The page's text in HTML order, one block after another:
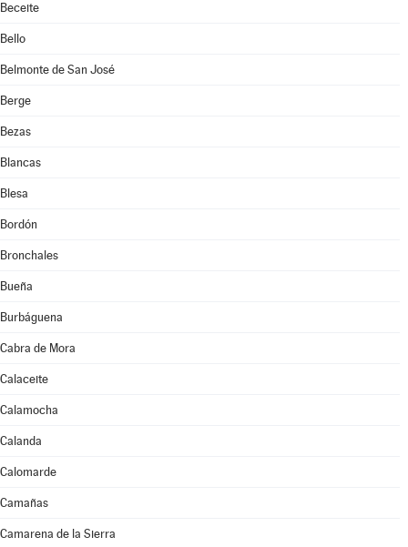
Beceite
Bello
Belmonte de San José
Berge
Bezas
Blancas
Blesa
Bordón
Bronchales
Bueña
Burbáguena
Cabra de Mora
Calaceite
Calamocha
Calanda
Calomarde
Camañas
Camarena de la Sierra